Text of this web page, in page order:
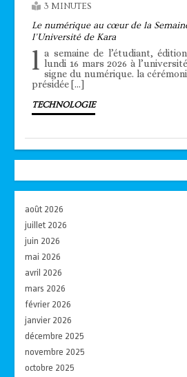
3 MINUTES
Le numérique au cœur de la
l’Université de Kara
l a semaine de l’étudiant,
lundi 16 mars 2026 à
signe du numérique. la
présidée […]
TECHNOLOGIE
août 2026
juillet 2026
juin 2026
mai 2026
avril 2026
mars 2026
février 2026
janvier 2026
décembre 2025
novembre 2025
octobre 2025